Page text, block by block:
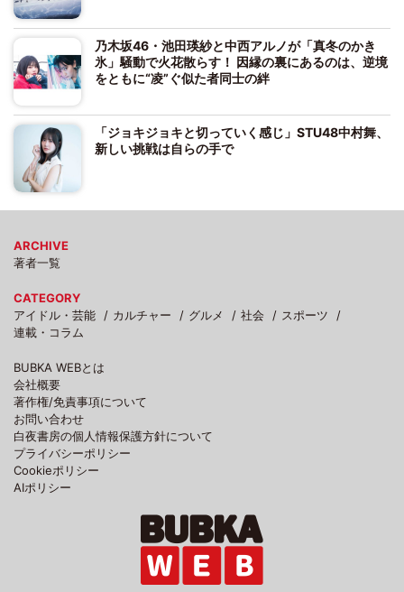
乃木坂46・池田瑛紗と中西アルノが「真冬のかき
氷」騒動で火花散らす！ 因縁の裏にあるのは、逆境
をともに“凌”ぐ似た者同士の絆
「ジョキジョキと切っていく感じ」STU48中村舞、
新しい挑戦は自らの手で
ARCHIVE
著者一覧
CATEGORY
アイドル・芸能
カルチャー グルメ 社会
スポーツ
連載・コラム
BUBKA WEBとは
会社概要
著作権/免責事項について
お問い合わせ
白夜書房の個人情報保護方針について
プライバシーポリシー
Cookieポリシー
AIポリシー